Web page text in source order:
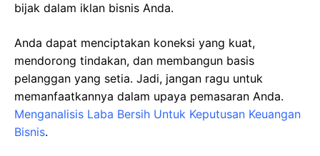
bijak dalam iklan bisnis Anda.
Anda dapat menciptakan koneksi yang kuat,
mendorong tindakan, dan membangun basis
pelanggan yang setia. Jadi, jangan ragu untuk
memanfaatkannya dalam upaya pemasaran Anda.
Menganalisis Laba Bersih Untuk Keputusan Keuangan
Bisnis.